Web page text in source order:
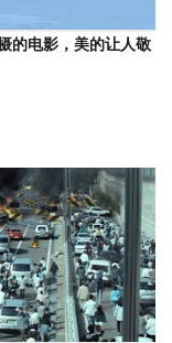
的电影，美的让人敬